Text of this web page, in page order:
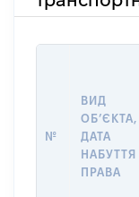
№
ВИД
ОБʼЄКТА,
ДАТА
НАБУТТЯ
ПРАВА